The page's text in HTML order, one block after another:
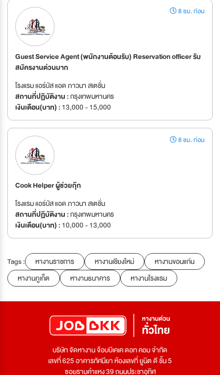
8 ชม. ก่อน
Guest Service Agent (พนักงานต้อนรับ) Reservation officer รับ
สมัครงานด่วนมาก
โรงแรม แอร์บัส แอด ภาวนา สเตชั่น
สถานที่ปฏิบัติงาน :กรุงเทพมหานคร
เงินเดือน(บาท) : 13,000 - 15,000
8 ชม. ก่อน
Cook Helper ผู้ช่วยกุ๊ก
โรงแรม แอร์บัส แอด ภาวนา สเตชั่น
สถานที่ปฏิบัติงาน :กรุงเทพมหานคร
เงินเดือน(บาท) : 10,000 - 13,000
Tags : หางานราชการ หางานเชียงใหม่
หางานขอนแก่น
หางานภูเก็ต
หางานธนาคาร หางานโรงแรม
บริษัท จัดหางาน จ๊อบบีเคเค ดอท คอม จำกัด
เลขที่ 625 อาคารทัศนียา ห้องเลขที่ ยูนิต ดี ชั้น 5
ซอยรามคำแหง 39 ถนนประชาอุทิศ